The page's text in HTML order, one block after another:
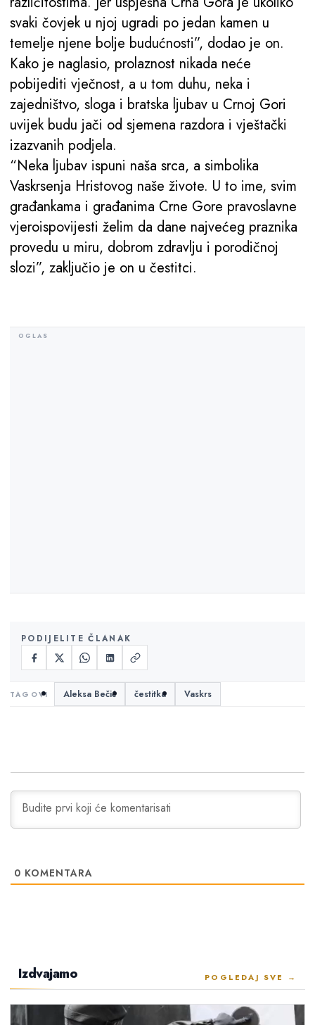
svaki čovjek u njoj ugradi po jedan kamen u
temelje njene bolje budućnosti”, dodao je on.
Kako je naglasio, prolaznost nikada neće
pobijediti vječnost, a u tom duhu, neka i
zajedništvo, sloga i bratska ljubav u Crnoj Gori
uvijek budu jači od sjemena razdora i vještački
izazvanih podjela.
“Neka ljubav ispuni naša srca, a simbolika
Vaskrsenja Hristovog naše živote. U to ime, svim
građankama i građanima Crne Gore pravoslavne
vjeroispovijesti želim da dane najvećeg praznika
provedu u miru, dobrom zdravlju i porodičnoj
slozi”, zaključio je on u čestitci.
PODIJELITE ČLANAK
Aleksa Bečić čestitka Vaskrs
0 KOMENTARA
Izdvajamo POGLEDAJ SVE →